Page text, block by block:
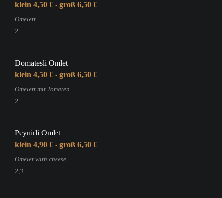
klein 4,50 € - groß 6,50 €
Omelett
2
Domatesli Omlet
klein 4,50 € - groß 6,50 €
Omelett mit Tomaten
2
Peynirli Omlet
klein 4,90 € - groß 6,50 €
Omelet with cheese
2,3